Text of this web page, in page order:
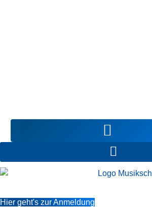
Hier geht's zur Anmeldung